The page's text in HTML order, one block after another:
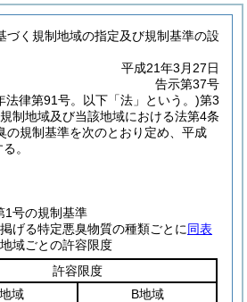
づく規制地域の指定及び規制基準の設
平成21年3月27日
告示第37号
法律第91号。以下「法」という。)第3
制地域及び当該地域における法第4条
の規制基準を次のとおり定め、平成
。
号の規制基準
げる特定悪臭物質の種類ごとに同表
域ごとの許容限度
許容限度
域
B地域